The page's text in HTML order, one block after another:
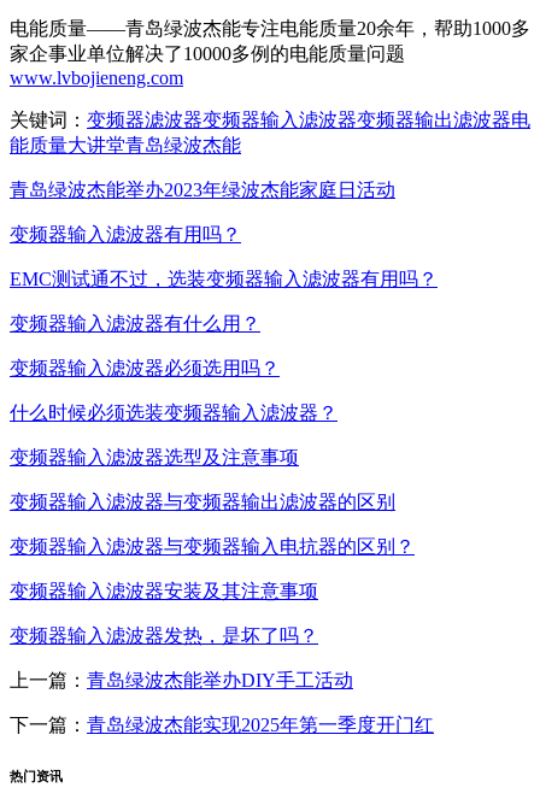
电能质量——青岛绿波杰能专注电能质量20余年，帮助1000多
家企事业单位解决了10000多例的电能质量问题
www.lvbojieneng.com
关键词： 变频器滤波器变频器输入滤波器变频器输出滤波器电
能质量大讲堂青岛绿波杰能
青岛绿波杰能举办2023年绿波杰能家庭日活动
变频器输入滤波器有用吗？
EMC测试通不过，选装变频器输入滤波器有用吗？
变频器输入滤波器有什么用？
变频器输入滤波器必须选用吗？
什么时候必须选装变频器输入滤波器？
变频器输入滤波器选型及注意事项
变频器输入滤波器与变频器输出滤波器的区别
变频器输入滤波器与变频器输入电抗器的区别？
变频器输入滤波器安装及其注意事项
变频器输入滤波器发热，是坏了吗？
上一篇： 青岛绿波杰能举办DIY手工活动
下一篇： 青岛绿波杰能实现2025年第一季度开门红
热门资讯